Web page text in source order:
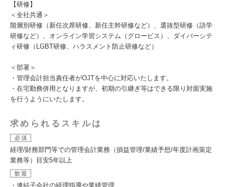
【研修】
＜全社共通＞
階層別研修（新任次席研修、新任主幹研修など）、選抜型研修（語学
研修など）、オンライン学習システム（グロービス）、ダイバーシテ
ィ研修（LGBT研修、ハラスメント防止研修など）
＜部署＞
・管理会計担当責任者がOJTを中心に対応いたします。
・在宅勤務併用となりますが、初期の引継ぎ等はできる限り対面実施
を行うようにいたします。
求められるスキルは
必須
経理/財務部門等での管理会計業務（損益管理/業績予想/年度計画策定
業務等）目安5年以上
歓迎
・連結子会社の経理指導や業績管理